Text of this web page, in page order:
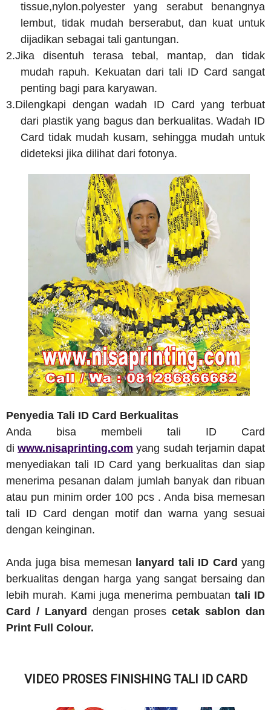
tissue,nylon.polyester yang serabut benangnya
lembut, tidak mudah berserabut, dan kuat untuk
dijadikan sebagai tali gantungan.
2.Jika disentuh terasa tebal, mantap, dan tidak
mudah rapuh. Kekuatan dari tali ID Card sangat
penting bagi para karyawan.
3.Dilengkapi dengan wadah ID Card yang terbuat
dari plastik yang bagus dan berkualitas. Wadah ID
Card tidak mudah kusam, sehingga mudah untuk
dideteksi jika dilihat dari fotonya.
Penyedia Tali ID Card Berkualitas
Anda bisa membeli tali ID Card
diwww.nisaprinting.com yang sudah terjamin dapat
menyediakan tali ID Card yang berkualitas dan siap
menerima pesanan dalam jumlah banyak dan ribuan
atau pun minim order 100 pcs . Anda bisa memesan
tali ID Card dengan motif dan warna yang sesuai
dengan keinginan.
Anda juga bisa memesan lanyard tali ID Card yang
berkualitas dengan harga yang sangat bersaing dan
lebih murah. Kami juga menerima pembuatan tali ID
Card / Lanyard dengan prosescetak sablon dan
Print Full Colour.
VIDEO PROSES FINISHING TALI ID CARD